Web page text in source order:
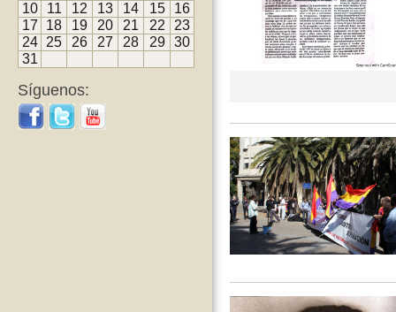
10
11 12 13 14 15
16
17
18 19 20 21 22
23
24
25 26 27 28 29
30
31
Síguenos: